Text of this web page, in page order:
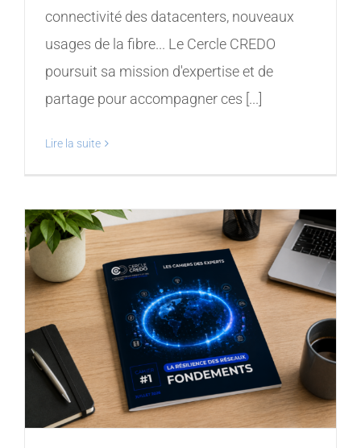
connectivité des datacenters, nouveaux
usages de la fibre... Le Cercle CREDO
poursuit sa mission d'expertise et de
partage pour accompagner ces [...]
Lire la suite